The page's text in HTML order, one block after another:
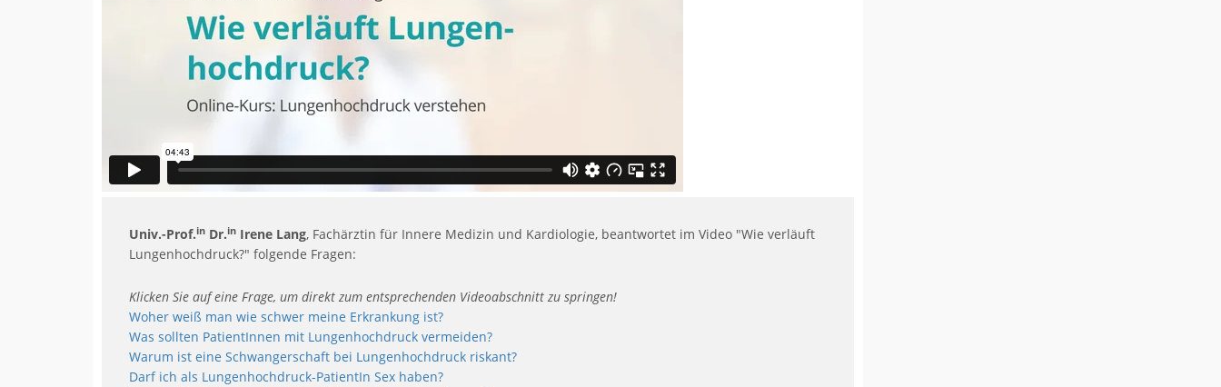
Univ.-Prof.in Dr.in Irene Lang, Fachärztin für Innere Medizin und Kardiologie, beantwortet im Video "Wie verläuft
Lungenhochdruck?" folgende Fragen:
Klicken Sie auf eine Frage, um direkt zum entsprechenden Videoabschnitt zu springen!
Woher weiß man wie schwer meine Erkrankung ist?
Was sollten PatientInnen mit Lungenhochdruck vermeiden?
Warum ist eine Schwangerschaft bei Lungenhochdruck riskant?
Darf ich als Lungenhochdruck-PatientIn Sex haben?